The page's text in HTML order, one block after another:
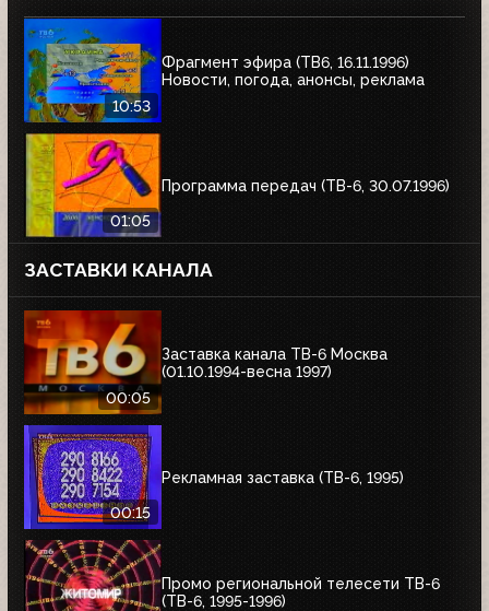
10:53
Фрагмент эфира (ТВ6, 16.11.1996)
Новости, погода, анонсы, реклама
01:05
Программа передач (ТВ-6, 30.07.1996)
ЗАСТАВКИ КАНАЛА
00:05
Заставка канала ТВ-6 Москва
(01.10.1994-весна 1997)
00:15
Рекламная заставка (ТВ-6, 1995)
Промо региональной телесети ТВ-6
(ТВ-6, 1995-1996)